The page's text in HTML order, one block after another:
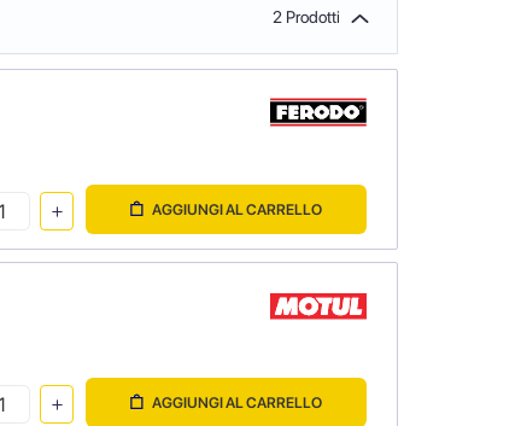
2 Prodotti
AGGIUNGI AL CARRELLO
AGGIUNGI AL CARRELLO